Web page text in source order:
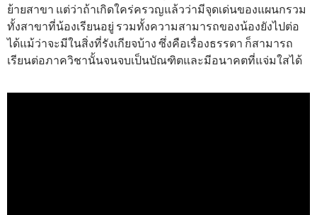
ย้ายสาขา แต่ว่าถ้าเกิดใคร่ครวญแล้วว่ามีจุดเด่นของแผนกรวม
ทั้งสาขาที่น้องเรียนอยู่ รวมทั้งความสามารถของน้องยังไปต่อ
ได้แม้ว่าจะมีในสิ่งที่รังเกียจบ้าง ซึ่งคือเรื่องธรรดา ก็สามารถ
เรียนต่อภาควิชานั้นจนจบเป็นบัณฑิตและมีอนาคตที่แจ่มใสได้